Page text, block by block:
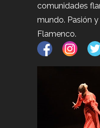
comunidades
mundo. Pasión
Flamenco.